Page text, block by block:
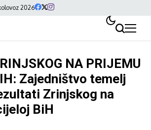
2026
NA PRIJEMU
Zajedništvo temelj
Zrinjskog na
BiH